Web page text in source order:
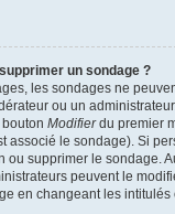
un sondage ?
les sondages ne
ou un
Modifierdu premier
associé le sondage). Si
ou supprimer le sondage.
peuvent le
en changeant les